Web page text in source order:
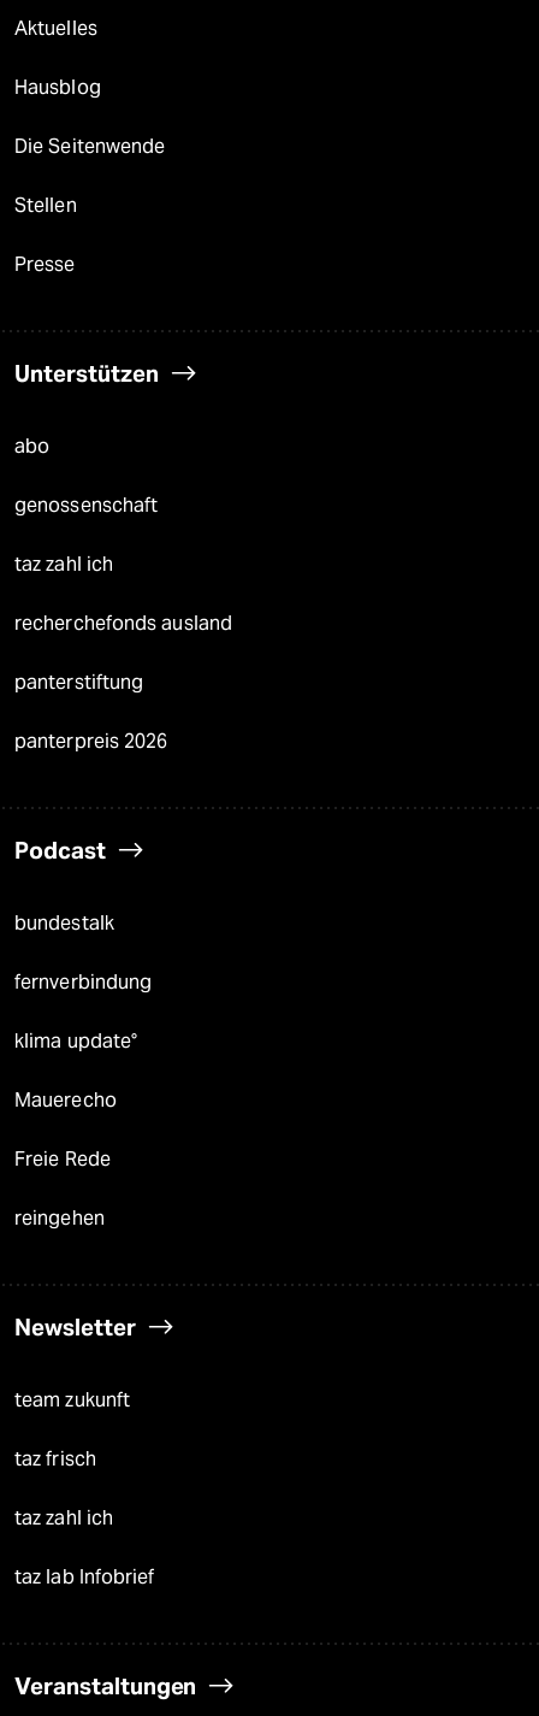
Aktuelles
Hausblog
Die Seitenwende
Stellen
Presse
Unterstützen
abo
genossenschaft
taz zahl ich
recherchefonds ausland
panterstiftung
panterpreis 2026
Podcast
bundestalk
fernverbindung
klima update°
Mauerecho
Freie Rede
reingehen
Newsletter
team zukunft
taz frisch
taz zahl ich
taz lab Infobrief
Veranstaltungen